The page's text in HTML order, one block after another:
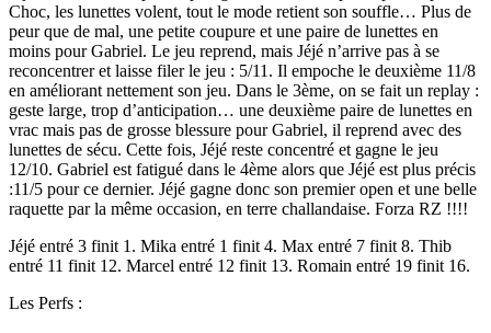
Choc, les lunettes volent, tout le mode retient son souffle… Plus de
peur que de mal, une petite coupure et une paire de lunettes en
moins pour Gabriel. Le jeu reprend, mais Jéjé n’arrive pas à se
reconcentrer et laisse filer le jeu : 5/11. Il empoche le deuxième 11/8
en améliorant nettement son jeu. Dans le 3ème, on se fait un replay :
geste large, trop d’anticipation… une deuxième paire de lunettes en
vrac mais pas de grosse blessure pour Gabriel, il reprend avec des
lunettes de sécu. Cette fois, Jéjé reste concentré et gagne le jeu
12/10. Gabriel est fatigué dans le 4ème alors que Jéjé est plus précis
:11/5 pour ce dernier. Jéjé gagne donc son premier open et une belle
raquette par la même occasion, en terre challandaise. Forza RZ !!!!
Jéjé entré 3 finit 1. Mika entré 1 finit 4. Max entré 7 finit 8. Thib
entré 11 finit 12. Marcel entré 12 finit 13. Romain entré 19 finit 16.
Les Perfs :